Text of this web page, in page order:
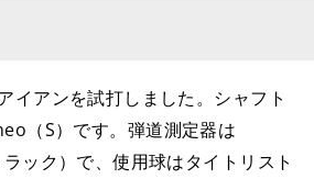
イアンを試打しました。シャフト
（S）です。弾道測定器は
ック）で、使用球はタイトリスト